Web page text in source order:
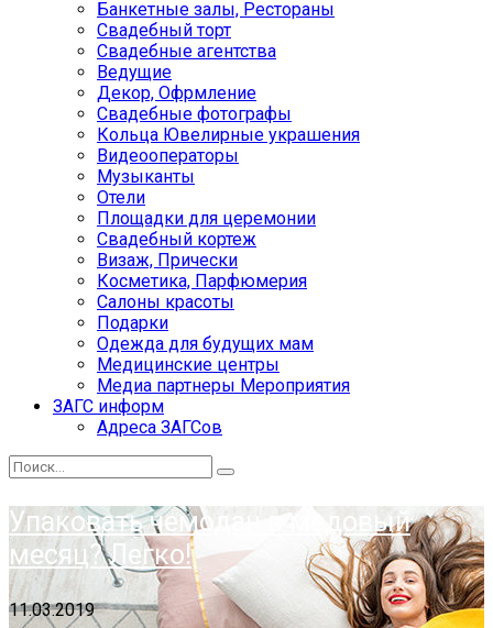
Банкетные залы, Рестораны
Свадебный торт
Свадебные агентства
Ведущие
Декор, Офрмление
Свадебные фотографы
Кольца Ювелирные украшения
Видеооператоры
Музыканты
Отели
Площадки для церемонии
Свадебный кортеж
Визаж, Прически
Косметика, Парфюмерия
Салоны красоты
Подарки
Одежда для будущих мам
Медицинские центры
Медиа партнеры Мероприятия
ЗАГС информ
Адреса ЗАГСов
Упаковать чемодан в медовый
месяц? Легко!
11.03.2019